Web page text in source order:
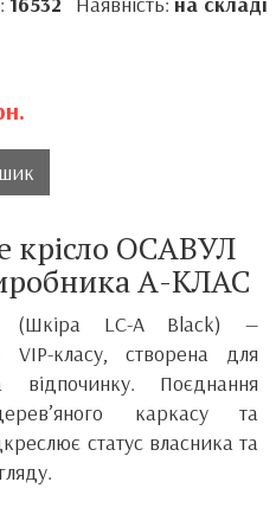
крісло ОСАВУЛ
А-КЛАС
(Шкіра LC-A Black) —
VIP-класу, створена для
Поєднання
каркасу та
статус власника та